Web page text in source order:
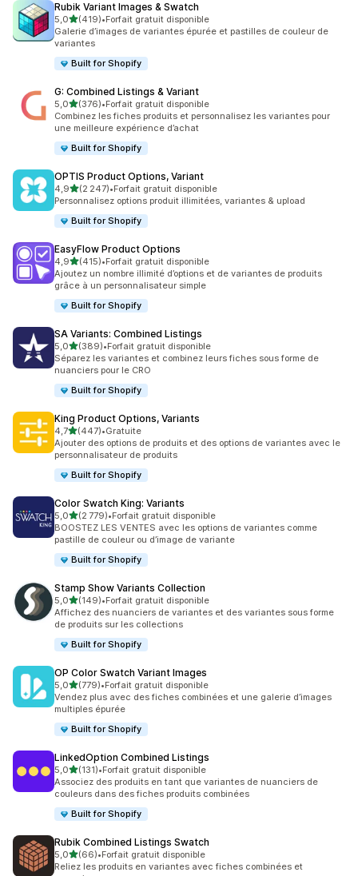
Rubik Variant Images & Swatch
5,0étoile(s) sur 5
(419)
419 avis au total
•Forfait gratuit disponible
Galerie d’images de variantes épurée et pastilles de couleur de
variantes
Built for Shopify
G: Combined Listings & Variant
5,0étoile(s) sur 5
(376)
376 avis au total
•Forfait gratuit disponible
Combinez les fiches produits et personnalisez les variantes pour
une meilleure expérience d’achat
Built for Shopify
OPTIS Product Options, Variant
4,9étoile(s) sur 5
(2 247)
2247 avis au total
•Forfait gratuit disponible
Personnalisez options produit illimitées, variantes & upload
Built for Shopify
EasyFlow Product Options
4,9étoile(s) sur 5
(415)
415 avis au total
•Forfait gratuit disponible
Ajoutez un nombre illimité d’options et de variantes de produits
grâce à un personnalisateur simple
Built for Shopify
SA Variants: Combined Listings
5,0étoile(s) sur 5
(389)
389 avis au total
•Forfait gratuit disponible
Séparez les variantes et combinez leurs fiches sous forme de
nuanciers pour le CRO
Built for Shopify
King Product Options, Variants
4,7étoile(s) sur 5
(447)
447 avis au total
•Gratuite
Ajouter des options de produits et des options de variantes avec le
personnalisateur de produits
Built for Shopify
Color Swatch King: Variants
5,0étoile(s) sur 5
(2 779)
2779 avis au total
•Forfait gratuit disponible
BOOSTEZ LES VENTES avec les options de variantes comme
pastille de couleur ou d’image de variante
Built for Shopify
Stamp Show Variants Collection
5,0étoile(s) sur 5
(149)
149 avis au total
•Forfait gratuit disponible
Affichez des nuanciers de variantes et des variantes sous forme
de produits sur les collections
Built for Shopify
OP Color Swatch Variant Images
5,0étoile(s) sur 5
(779)
779 avis au total
•Forfait gratuit disponible
Vendez plus avec des fiches combinées et une galerie d’images
multiples épurée
Built for Shopify
LinkedOption Combined Listings
5,0étoile(s) sur 5
(131)
131 avis au total
•Forfait gratuit disponible
Associez des produits en tant que variantes de nuanciers de
couleurs dans des fiches produits combinées
Built for Shopify
Rubik Combined Listings Swatch
5,0étoile(s) sur 5
(66)
66 avis au total
•Forfait gratuit disponible
Reliez les produits en variantes avec fiches combinées et